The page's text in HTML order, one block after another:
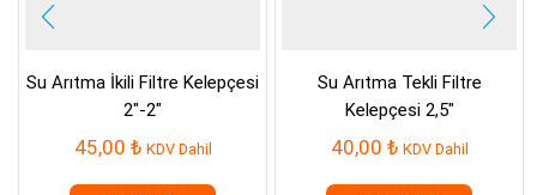
Su Arıtma İkili Filtre Kelepçesi
2″-2″
45,00 ₺ KDV Dahil
Su Arıtma Tekli Filtre
Kelepçesi 2,5″
40,00 ₺ KDV Dahil